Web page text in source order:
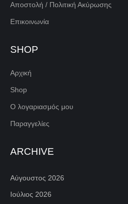
Αποστολή / Πολιτική Ακύρωσης
Επικοινωνία
SHOP
Αρχική
Shop
Ο λογαριασμός μου
Παραγγελίες
ARCHIVE
Αύγουστος 2026
Ιούλιος 2026